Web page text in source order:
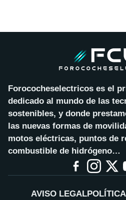
Forococheselectricos es el
dedicado al mundo de las
sostenibles, y donde
las nuevas formas de
motos eléctricas, puntos de
combustible de hidrógeno…
AVISO LEGAL